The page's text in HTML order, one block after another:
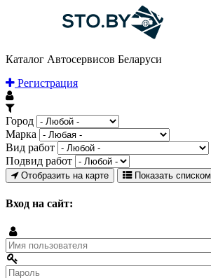
Каталог Автосервисов Беларуси
Регистрация
Город
Марка
Вид работ
Подвид работ
Отобразить на карте Показать списком
Вход на сайт: